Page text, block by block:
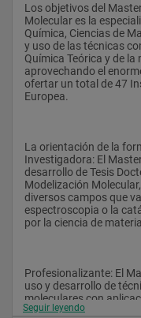
Los objetivos del
Molecular es la
Química, Ciencias de
y uso de las técnicas
Química Teórica y de
aprovechando el
ofertar un total de 47
Europea.
La orientación de la
Investigadora: El
desarrollo de Tesis
Modelización
diversos campos que
espectroscopia o la
por la ciencia de
Profesionalizante: El
uso y desarrollo de
moleculares con
petroquímica y de
Seguir leyendo